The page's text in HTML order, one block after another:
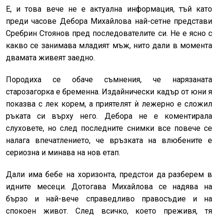
Е, и това вече не е актуална информация, тъй като
преди часове Дебора Михайлова най-сетне представи
Сребрин Стоянов пред последователите си. Не е ясно с
какво се занимава младият мъж, нито дали в момента
двамата живеят заедно.
Породиха се обаче съмнения, че нарязаната
старозагорка е бременна. Издайнически кадър от юни я
показва с лек корем, а приятелят ѝ лежерно е сложил
ръката си върху него. Дебора не е коментирала
слуховете, но след последните снимки все повече се
налага впечатлението, че връзката на влюбените е
сериозна и минава на нов етап.
Дали има бебе на хоризонта, предстои да разберем в
идните месеци. Дотогава Михайлова се надява на
бързо и най-вече справедливо правосъдие и на
спокоен живот. След всичко, което преживя, тя